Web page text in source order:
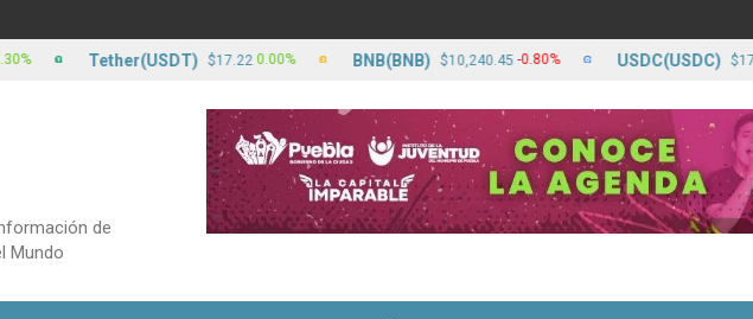
de
Mundo
$17.22 0.00% BNB(BNB) $10,240.45 -0.80% USDC(USDC) $17.23 0.00%